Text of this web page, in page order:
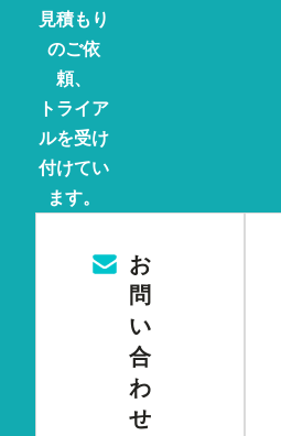
見積もり
のご依
頼、
トライア
ルを受け
付けてい
ます。
お
問
い
合
わ
せ